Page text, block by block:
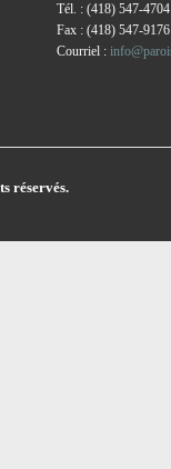
Tél. : (418) 547-
Fax : (418) 547-9176
Courriel :
réservés.